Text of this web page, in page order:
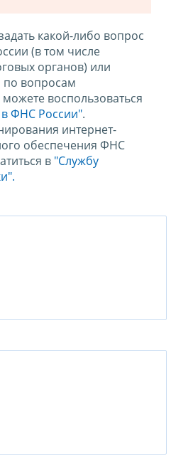
какой-либо вопрос
(в том числе
органов) или
по вопросам
воспользоваться
в ФНС России".
интернет-
обеспечения ФНС
в "Службу